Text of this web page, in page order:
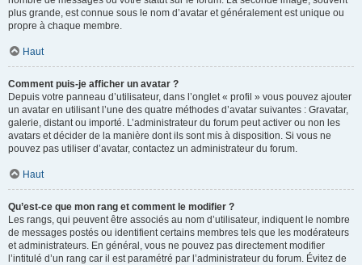
plus grande, est connue sous le nom d’avatar et généralement est unique ou
propre à chaque membre.
Haut
Comment puis-je afficher un avatar ?
Depuis votre panneau d’utilisateur, dans l’onglet « profil » vous pouvez ajouter
un avatar en utilisant l’une des quatre méthodes d’avatar suivantes : Gravatar,
galerie, distant ou importé. L’administrateur du forum peut activer ou non les
avatars et décider de la manière dont ils sont mis à disposition. Si vous ne
pouvez pas utiliser d’avatar, contactez un administrateur du forum.
Haut
Qu’est-ce que mon rang et comment le modifier ?
Les rangs, qui peuvent être associés au nom d’utilisateur, indiquent le nombre
de messages postés ou identifient certains membres tels que les modérateurs
et administrateurs. En général, vous ne pouvez pas directement modifier
l’intitulé d’un rang car il est paramétré par l’administrateur du forum. Évitez de